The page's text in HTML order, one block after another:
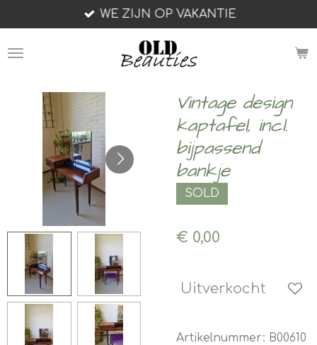
direct
naar
WE ZIJN OP VAKANTIE
Vintage design
kaptafel, incl.
bijpassend
bankje
SOLD
€ 0,00
Uitverkocht
Artikelnummer: B00610